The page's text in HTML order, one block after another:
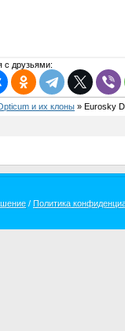
с друзьями:
и их клоны » Eurosky
/ Политика